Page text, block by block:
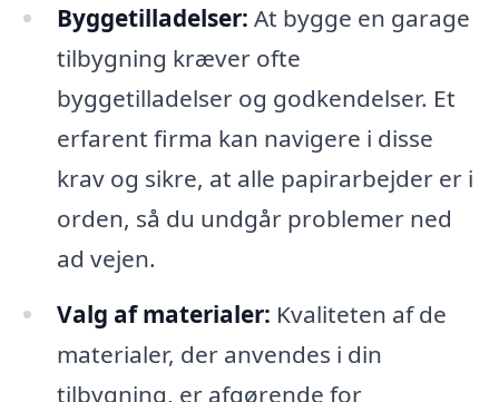
Byggetilladelser: At bygge en garage
tilbygning kræver ofte
byggetilladelser og godkendelser. Et
erfarent firma kan navigere i disse
krav og sikre, at alle papirarbejder er i
orden, så du undgår problemer ned
ad vejen.
Valg af materialer: Kvaliteten af de
materialer, der anvendes i din
tilbygning, er afgørende for